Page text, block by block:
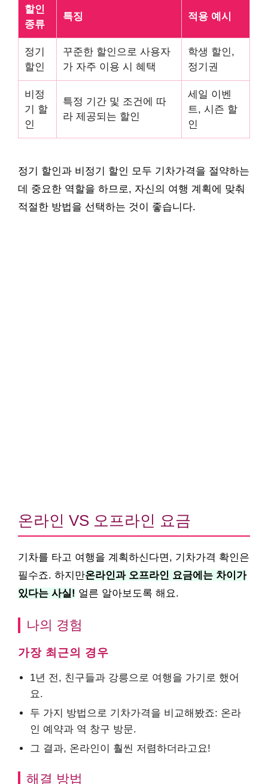
할인
종류
특징 적용 예시
정기
할인
꾸준한 할인으로 사용자
가 자주 이용 시 혜택
학생 할인,
정기권
비정
기 할
인
특정 기간 및 조건에 따
라 제공되는 할인
세일 이벤
트, 시즌 할
인
정기 할인과 비정기 할인 모두 기차가격을 절약하는
데 중요한 역할을 하므로, 자신의 여행 계획에 맞춰
적절한 방법을 선택하는 것이 좋습니다.
온라인 VS 오프라인 요금
기차를 타고 여행을 계획하신다면, 기차가격 확인은
필수죠. 하지만온라인과 오프라인 요금에는 차이가
있다는 사실! 얼른 알아보도록 해요.
나의 경험
가장 최근의 경우
1년 전, 친구들과 강릉으로 여행을 가기로 했어
요.
두 가지 방법으로 기차가격을 비교해봤죠: 온라
인 예약과 역 창구 방문.
그 결과, 온라인이 훨씬 저렴하더라고요!
해결 방법